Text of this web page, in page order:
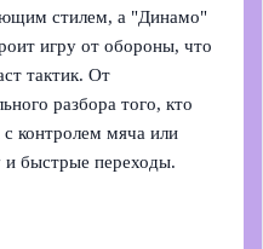
стилем, а "Динамо"
игру от обороны, что
тактик. От
разбора того, кто
с контролем мяча или
и быстрые переходы.